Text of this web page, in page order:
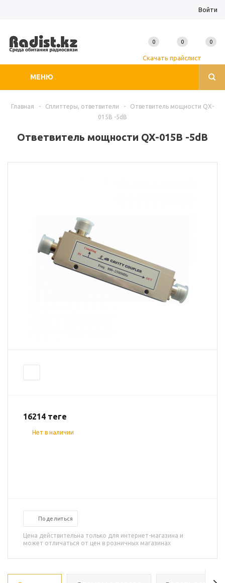
Войти
МЕНЮ
Скачать прайслист
0 0 0
Главная - Сплиттеры, ответвители -
Ответвитель мощности QX-
015B -5dB
Ответвитель мощности QX-015B -5dB
16214 теңге
Нет в наличии
Поделиться
Цена действительна только для интернет-магазина и
может отличаться от цен в розничных магазинах